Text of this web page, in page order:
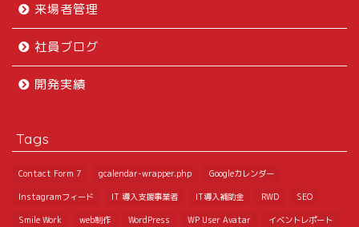
来場者管理
社員ブログ
開発実績
Tags
Contact Form 7 gcalendar-wrapper.php Googleカレンダー
Instagramフィード IT 導入支援事業者 IT導入補助金 RWD SEO
Smile Work web制作 WordPress WP User Avatar イベントレポート